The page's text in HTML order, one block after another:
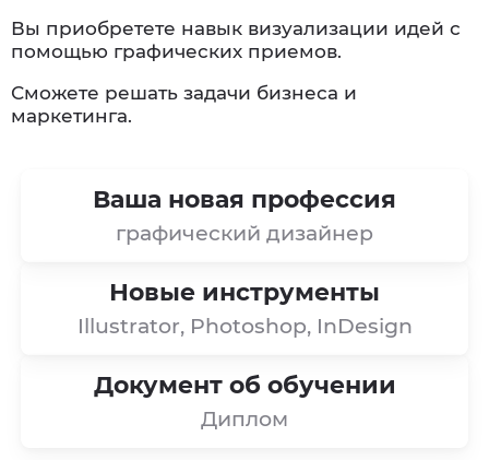
Вы приобретете навык визуализации идей с
помощью графических приемов.
Сможете решать задачи бизнеса и
маркетинга.
Ваша новая профессия
графический дизайнер
Новые инструменты
Illustrator, Photoshop, InDesign
Документ об обучении
Диплом